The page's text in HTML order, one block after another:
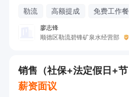
勒流 高额提成 免费工作餐
廖志锋
顺德区勒流碧锋矿泉水经营部
薪资面议